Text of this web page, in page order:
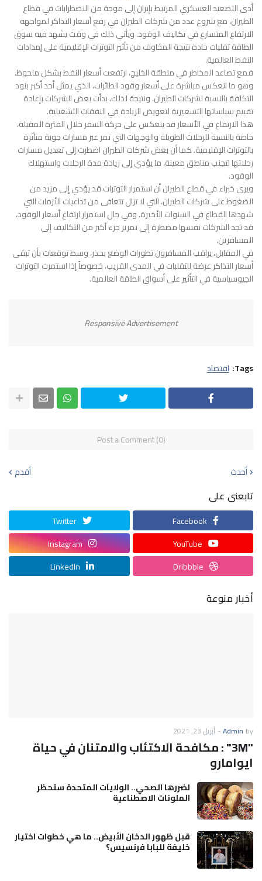
أدى التصعيد العسكري المرتبط بإيران إلى موجة من الاضطرابات في قطاع
الطيران، مع شروع عدد من شركات الطيران في رفع أسعار التذاكر لمواجهة
الارتفاع المتسارع في تكاليف الوقود. ويأتي ذلك في وقت يشهد فيه سوق
الطاقة تقلبات حادة نتيجة المخاوف من تأثير التوترات الإقليمية على إمدادات
النفط العالمية.
فمع تصاعد المخاطر في منطقة الخليج، ارتفعت أسعار النفط بشكل ملحوظ،
وهو ما انعكس مباشرة على أسعار وقود الطائرات، الذي يمثل أحد أكبر بنود
التكلفة بالنسبة لشركات الطيران. ونتيجة لذلك، بدأت بعض الشركات بإعادة
تقييم سياساتها التسعيرية لتعويض الزيادة في النفقات التشغيلية.
هذا الارتفاع في الأسعار قد ينعكس على حركة السفر خلال الفترة المقبلة،
خاصة بالنسبة للرحلات الطويلة والوجهات التي تمر عبر مسارات جوية متأثرة
بالتوترات الإقليمية. كما أن بعض شركات الطيران اضطرت إلى تعديل مسارات
رحلاتها لتجنب مناطق معينة، ما يؤدي إلى زيادة مدة الرحلات واستهلاك
الوقود.
ويرى خبراء في قطاع الطيران أن استمرار التوترات قد يؤدي إلى مزيد من
الضغوط على شركات الطيران، التي لا تزال تتعافى من تداعيات الأزمات التي
شهدها القطاع في السنوات الأخيرة. وفي حال استمرار ارتفاع أسعار الوقود،
قد تجد الشركات نفسها مضطرة إلى تمرير جزء أكبر من التكاليف إلى
المسافرين.
في المقابل، يراقب المسافرون تطورات الوضع بحذر، وسط توقعات بأن تبقى
أسعار التذاكر عرضة للتقلبات في المدى القريب، خصوصاً إذا استمرت التوترات
الجيوسياسية في التأثير على أسواق الطاقة العالمية.
Responsive Advertisement
Tags: اقتصاد
Post a Comment (0)
أحدث أقدم
تابعنى على
Facebook
Twitter
YouTube
Instagram
Dribbble
LinkedIn
أخبار منوعة
by
Admin
- أبريل 23, 2021
"3M" : مكافحة الاكتئاب والامتنان في حياة
ايوامارو
لضررها الصحي.. الولايات المتحدة ستحظر
الملونات الاصطناعية
قبل ظهور الدخان الأبيض.. ما هي خطوات اختيار
خليفة للبابا فرنسيس؟